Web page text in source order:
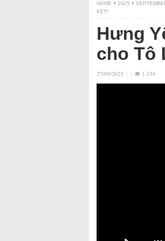
HOME 2025
KẸT!
Hưng
cho Tô
27/09/2025 | | 1.159